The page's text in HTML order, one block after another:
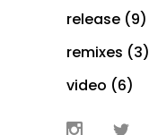
release (9)
remixes (3)
video (6)